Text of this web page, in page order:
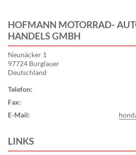
HOFMANN MOTORRAD-
HANDELS GMBH
Neunäcker 1
97724 Burglauer
Deutschland
Telefon:
Fax:
E-Mail:
LINKS